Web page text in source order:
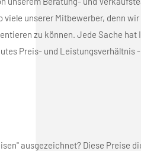
unserer Mitbewerber, denn
zu können. Jede Sache hat
Preis- und Leistungsverhältnis
ausgezeichnet? Diese Preise